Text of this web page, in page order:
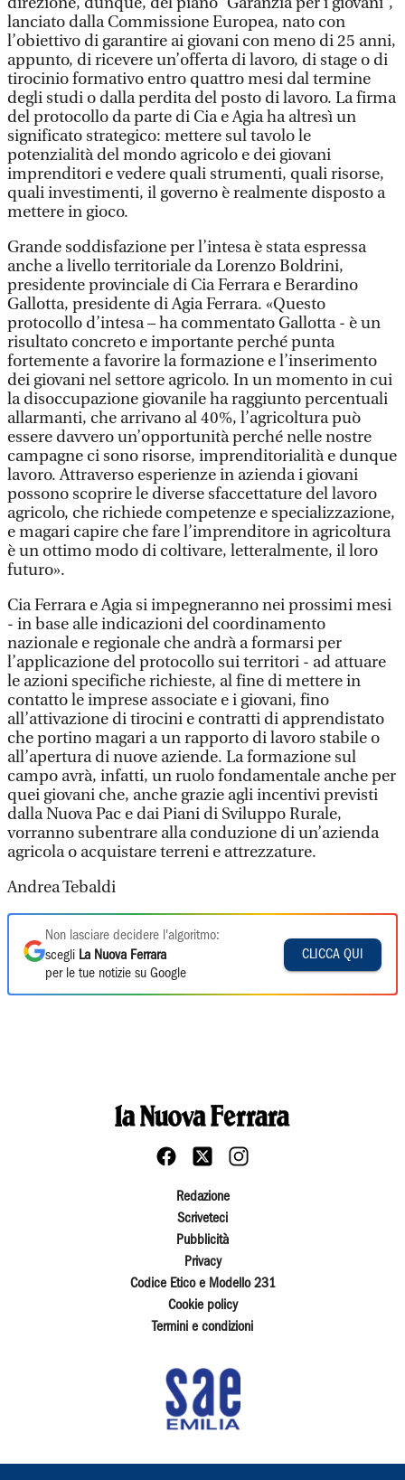
lanciato dalla Commissione Europea, nato con
l’obiettivo di garantire ai giovani con meno di 25 anni,
appunto, di ricevere un’offerta di lavoro, di stage o di
tirocinio formativo entro quattro mesi dal termine
degli studi o dalla perdita del posto di lavoro. La firma
del protocollo da parte di Cia e Agia ha altresì un
significato strategico: mettere sul tavolo le
potenzialità del mondo agricolo e dei giovani
imprenditori e vedere quali strumenti, quali risorse,
quali investimenti, il governo è realmente disposto a
mettere in gioco.
Grande soddisfazione per l’intesa è stata espressa
anche a livello territoriale da Lorenzo Boldrini,
presidente provinciale di Cia Ferrara e Berardino
Gallotta, presidente di Agia Ferrara. «Questo
protocollo d’intesa – ha commentato Gallotta - è un
risultato concreto e importante perché punta
fortemente a favorire la formazione e l’inserimento
dei giovani nel settore agricolo. In un momento in cui
la disoccupazione giovanile ha raggiunto percentuali
allarmanti, che arrivano al 40%, l’agricoltura può
essere davvero un’opportunità perché nelle nostre
campagne ci sono risorse, imprenditorialità e dunque
lavoro. Attraverso esperienze in azienda i giovani
possono scoprire le diverse sfaccettature del lavoro
agricolo, che richiede competenze e specializzazione,
e magari capire che fare l’imprenditore in agricoltura
è un ottimo modo di coltivare, letteralmente, il loro
futuro».
Cia Ferrara e Agia si impegneranno nei prossimi mesi
- in base alle indicazioni del coordinamento
nazionale e regionale che andrà a formarsi per
l’applicazione del protocollo sui territori - ad attuare
le azioni specifiche richieste, al fine di mettere in
contatto le imprese associate e i giovani, fino
all’attivazione di tirocini e contratti di apprendistato
che portino magari a un rapporto di lavoro stabile o
all’apertura di nuove aziende. La formazione sul
campo avrà, infatti, un ruolo fondamentale anche per
quei giovani che, anche grazie agli incentivi previsti
dalla Nuova Pac e dai Piani di Sviluppo Rurale,
vorranno subentrare alla conduzione di un’azienda
agricola o acquistare terreni e attrezzature.
Andrea Tebaldi
Non lasciare decidere l'algoritmo:
scegli La Nuova Ferrara
per le tue notizie su Google
CLICCA QUI
Redazione
Scriveteci
Pubblicità
Privacy
Codice Etico e Modello 231
Cookie policy
Termini e condizioni